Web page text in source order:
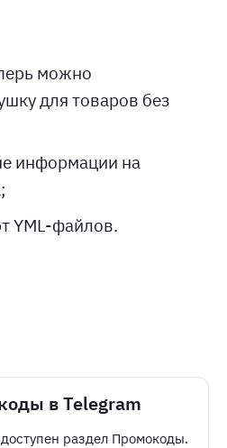
можно
для товаров без
информации на
YML-файлов.
в Telegram
раздел Промокоды.